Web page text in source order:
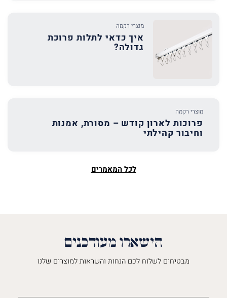
מוצרי רקמה
איך כדאי לתלות פרוכת
גדולה?
מוצרי רקמה
פרוכות לארון קודש – מסורת, אמנות
וחיבור קהילתי
לכל המאמרים
הישארו מעודכנים
מבטיחים לשלוח לכם הנחות והשראות למוצרים שלנו